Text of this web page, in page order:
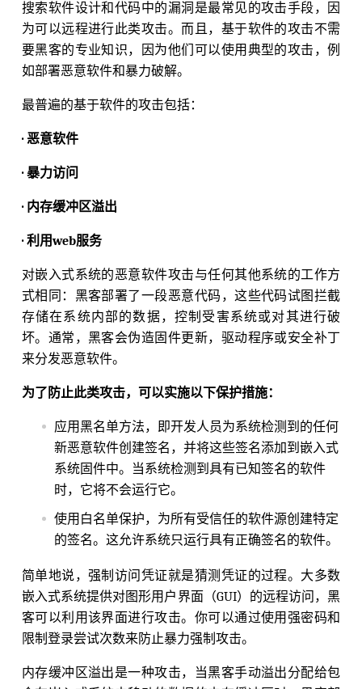
搜索软件设计和代码中的漏洞是最常见的攻击手段，因
为可以远程进行此类攻击。而且，基于软件的攻击不需
要黑客的专业知识，因为他们可以使用典型的攻击，例
如部署恶意软件和暴力破解。
最普遍的基于软件的攻击包括：
· 恶意软件
· 暴力访问
· 内存缓冲区溢出
· 利用web服务
对嵌入式系统的恶意软件攻击与任何其他系统的工作方
式相同：黑客部署了一段恶意代码，这些代码试图拦截
存储在系统内部的数据，控制受害系统或对其进行破
坏。通常，黑客会伪造固件更新，驱动程序或安全补丁
来分发恶意软件。
为了防止此类攻击，可以实施以下保护措施：
应用黑名单方法，即开发人员为系统检测到的任何
新恶意软件创建签名，并将这些签名添加到嵌入式
系统固件中。当系统检测到具有已知签名的软件
时，它将不会运行它。
使用白名单保护，为所有受信任的软件源创建特定
的签名。这允许系统只运行具有正确签名的软件。
简单地说，强制访问凭证就是猜测凭证的过程。大多数
嵌入式系统提供对图形用户界面（GUI）的远程访问，黑
客可以利用该界面进行攻击。你可以通过使用强密码和
限制登录尝试次数来防止暴力强制攻击。
内存缓冲区溢出是一种攻击，当黑客手动溢出分配给包